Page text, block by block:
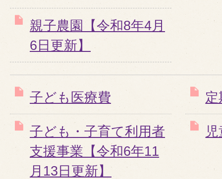
親子農園【令和8年4月
6日更新】
子ども医療費
子ども・子育て利用者
支援事業【令和6年11
月13日更新】